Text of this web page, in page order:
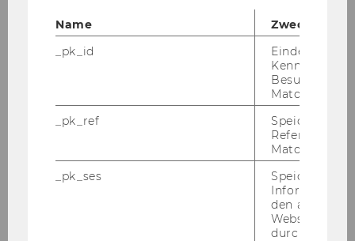
Name
Zweck
_pk_id
Eindeutige
Besuchers
Matomo.
_pk_ref
Speicherung
Referrers
Matomo.
_pk_ses
Speicherung
den aktuellen
durch